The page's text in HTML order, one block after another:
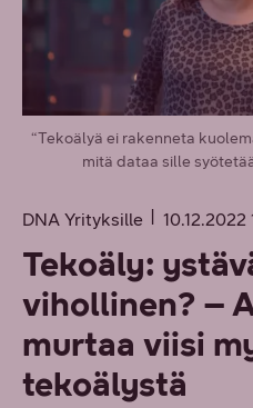
“Tekoälyä ei rakenneta
mitä dataa sille
DNA Yrityksille 10.12.2022
Tekoäly:
vihollinen? –
murtaa viisi
tekoälystä